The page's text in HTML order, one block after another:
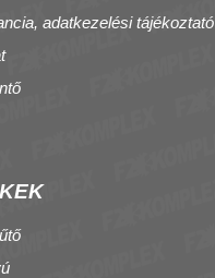
adatkezelési tájékoztató